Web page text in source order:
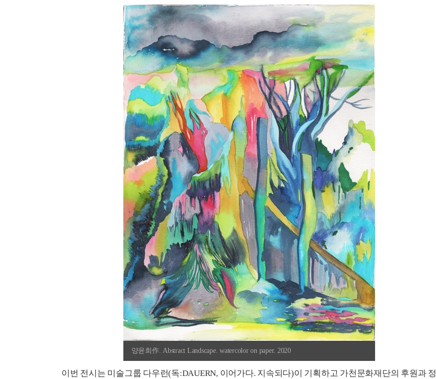
양윤희作. Abstract Landscape. watercolor on paper. 2020
이번 전시는 미술그룹 다우런(독:DAUERN, 이어가다. 지속되다)이 기획하고 가천문화재단의 후원과 정